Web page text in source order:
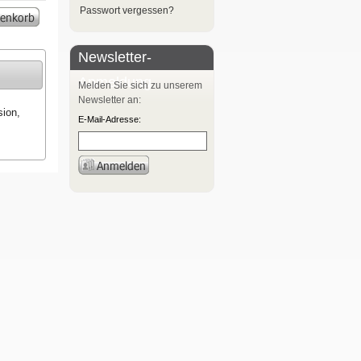
Passwort vergessen?
Newsletter-
Anmeldung
Melden Sie sich zu unserem
Newsletter an:
E-Mail-Adresse: